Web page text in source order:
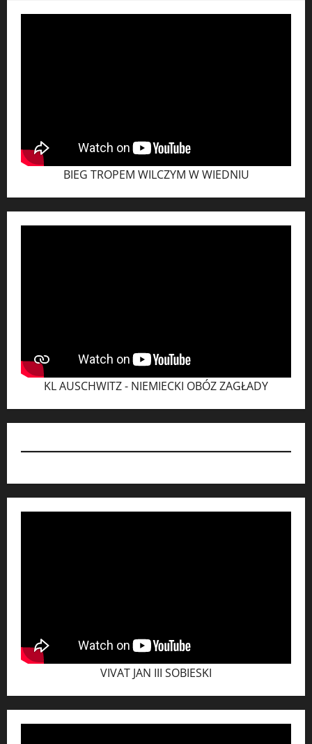
BIEG TROPEM WILCZYM W WIEDNIU
KL AUSCHWITZ - NIEMIECKI OBÓZ ZAGŁADY
VIVAT JAN III SOBIESKI